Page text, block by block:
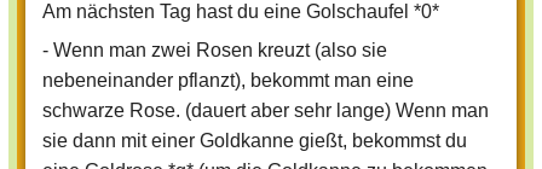
Am nächsten Tag hast du eine Golschaufel *0*
- Wenn man zwei Rosen kreuzt (also sie
nebeneinander pflanzt), bekommt man eine
schwarze Rose. (dauert aber sehr lange) Wenn man
sie dann mit einer Goldkanne gießt, bekommst du